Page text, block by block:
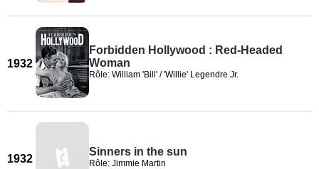
1932
Forbidden Hollywood : Red-Headed
Woman
Rôle: William 'Bill' / 'Willie' Legendre Jr.
1932
Sinners in the sun
Rôle: Jimmie Martin